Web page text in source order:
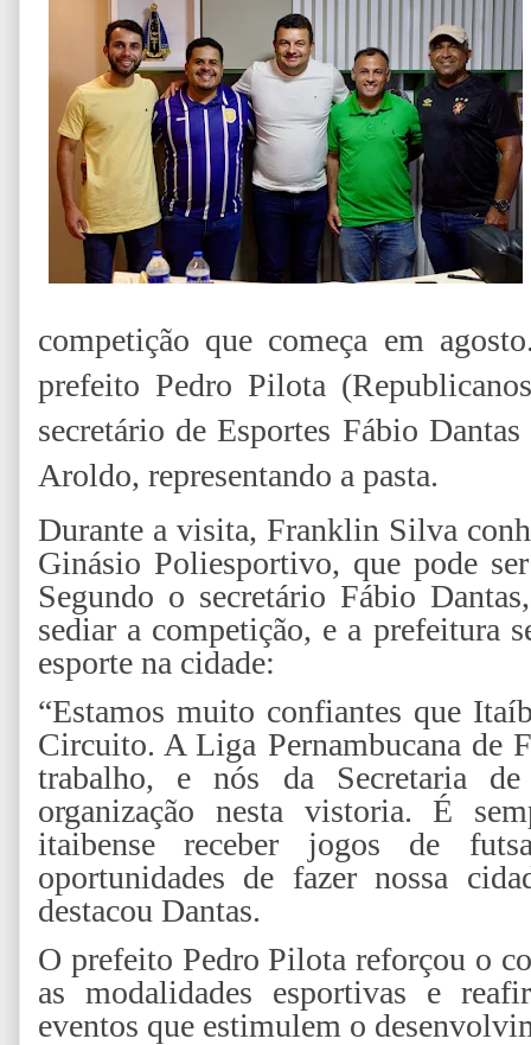
competição que começa em
prefeito Pedro Pilota
secretário de Esportes Fábio
Aroldo, representando a pasta.
Durante a visita, Franklin Silva
Ginásio Poliesportivo, que pode
Segundo o secretário Fábio
sediar a competição, e a prefeitura
esporte na cidade:
“Estamos muito confiantes que
Circuito. A Liga Pernambucana de
trabalho, e nós da Secretaria
organização nesta vistoria. É
itaibense receber jogos de
oportunidades de fazer nossa
destacou Dantas.
O prefeito Pedro Pilota reforçou o
as modalidades esportivas e
eventos que estimulem o